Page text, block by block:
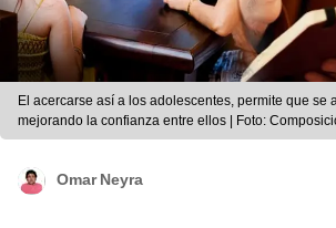
El acercarse así a los adolescentes, permite que se
mejorando la confianza entre ellos | Foto:
Universidad Autónoma del Perú
Omar Neyra